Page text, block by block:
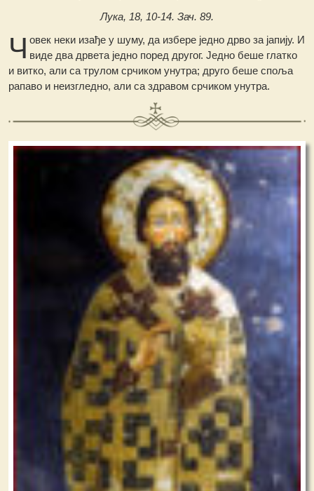
Лука, 18, 10-14. Зач. 89.
Ч овек неки изађе у шуму, да избере једно дрво за јапију. И
виде два дрвета једно поред другог. Једно беше глатко
и витко, али са трулом срчиком унутра; друго беше споља
рапаво и неизгледно, али са здравом срчиком унутра.